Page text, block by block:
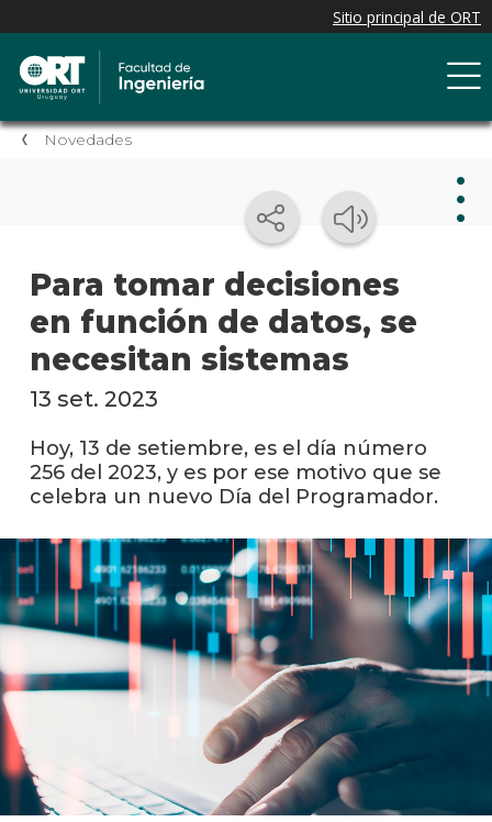
Novedades
Para tomar decisiones
en función de datos, se
necesitan sistemas
La
en
los
13 set. 2023
Hoy, 13 de setiembre, es el día número
256 del 2023, y es por ese motivo que se
celebra un nuevo Día del Programador.